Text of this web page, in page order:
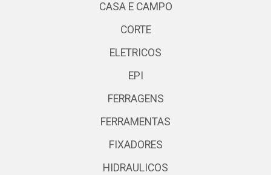
CASA E CAMPO
CORTE
ELETRICOS
EPI
FERRAGENS
FERRAMENTAS
FIXADORES
HIDRAULICOS